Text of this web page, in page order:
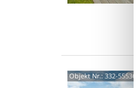
Objekt Nr.: 332-555364